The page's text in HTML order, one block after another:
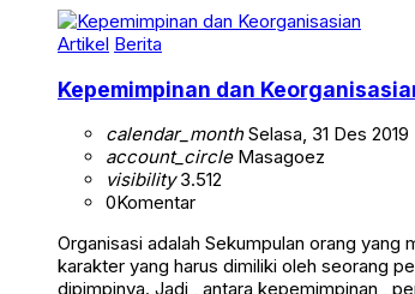
Artikel Berita
Kepemimpinan dan
calendar_monthSelasa, 31 Des 2019
account_circleMasagoez
visibility3.512
0Komentar
Organisasi adalah Sekumpulan orang
karakter yang harus dimiliki oleh seorang
dipimpinya. Jadi , antara kepemimpinan ,